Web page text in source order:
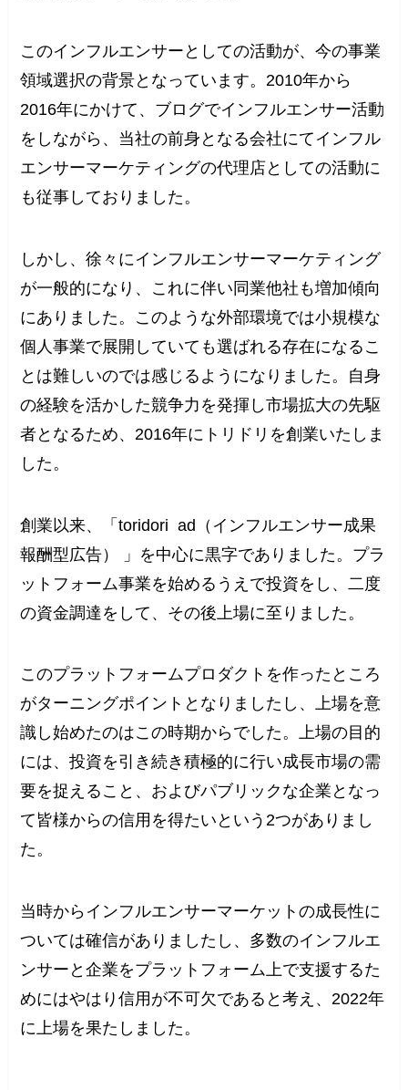
このインフルエンサーとしての活動が、今の事業
領域選択の背景となっています。2010年から
2016年にかけて、ブログでインフルエンサー活動
をしながら、当社の前身となる会社にてインフル
エンサーマーケティングの代理店としての活動に
も従事しておりました。
しかし、徐々にインフルエンサーマーケティング
が一般的になり、これに伴い同業他社も増加傾向
にありました。このような外部環境では小規模な
個人事業で展開していても選ばれる存在になるこ
とは難しいのでは感じるようになりました。自身
の経験を活かした競争力を発揮し市場拡大の先駆
者となるため、2016年にトリドリを創業いたしま
した。
創業以来、「toridori ad（インフルエンサー成果
報酬型広告） 」を中心に黒字でありました。プラ
ットフォーム事業を始めるうえで投資をし、二度
の資金調達をして、その後上場に至りました。
このプラットフォームプロダクトを作ったところ
がターニングポイントとなりましたし、上場を意
識し始めたのはこの時期からでした。上場の目的
には、投資を引き続き積極的に行い成長市場の需
要を捉えること、およびパブリックな企業となっ
て皆様からの信用を得たいという2つがありまし
た。
当時からインフルエンサーマーケットの成長性に
ついては確信がありましたし、多数のインフルエ
ンサーと企業をプラットフォーム上で支援するた
めにはやはり信用が不可欠であると考え、2022年
に上場を果たしました。